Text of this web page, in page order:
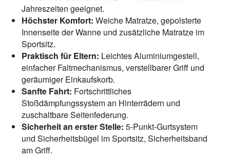
Jahreszeiten geeignet.
Höchster Komfort: Weiche Matratze, gepolsterte
Innenseite der Wanne und zusätzliche Matratze im
Sportsitz.
Praktisch für Eltern: Leichtes Aluminiumgestell,
einfacher Faltmechanismus, verstellbarer Griff und
geräumiger Einkaufskorb.
Sanfte Fahrt: Fortschrittliches
Stoßdämpfungssystem an Hinterrädern und
zuschaltbare Seitenfederung.
Sicherheit an erster Stelle: 5-Punkt-Gurtsystem
und Sicherheitsbügel im Sportsitz, Sicherheitsband
am Griff.